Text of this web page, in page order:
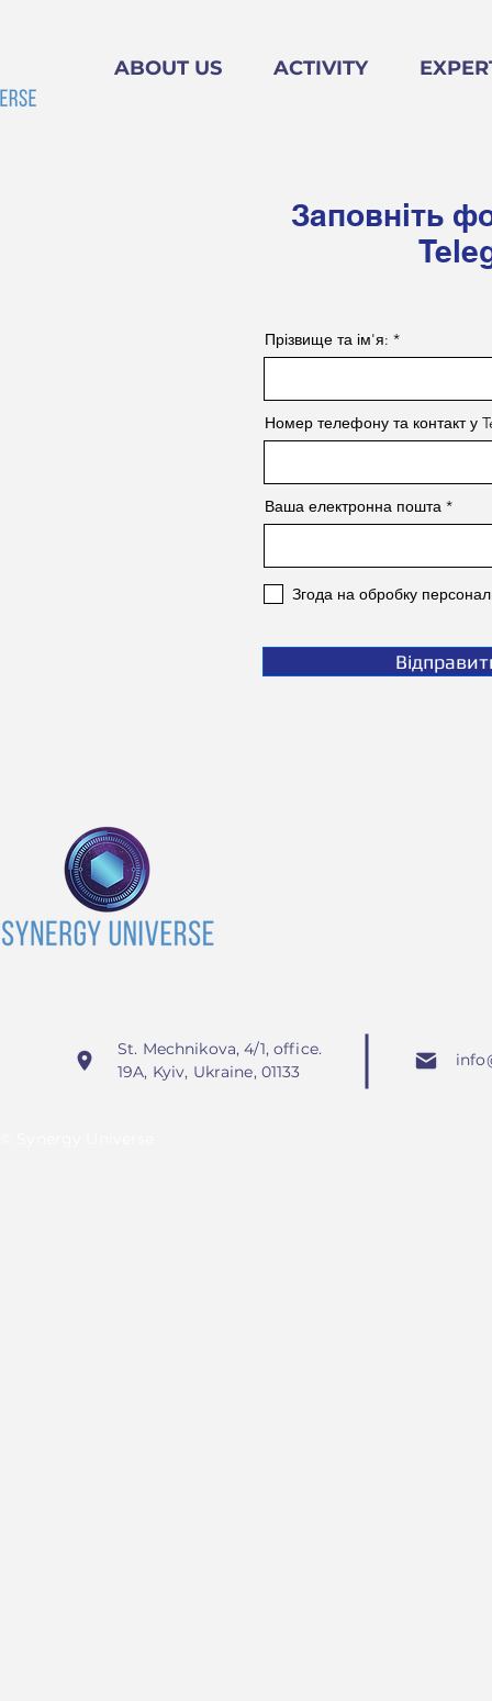
ABOUT US ACTIVITY
Заповніть
Прізвище та ім'я:
Номер телефону та контакт у
Ваша електронна пошта
Згода на обробку
St. Mechnikova, 4/1, office.
19A, Kyiv, Ukraine, 01133